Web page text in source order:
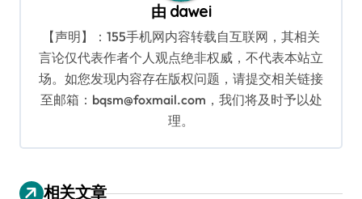
由 dawei
【声明】：155手机网内容转载自互联网，其相关
言论仅代表作者个人观点绝非权威，不代表本站立
场。如您发现内容存在版权问题，请提交相关链接
至邮箱：bqsm@foxmail.com，我们将及时予以处
理。
相关文章